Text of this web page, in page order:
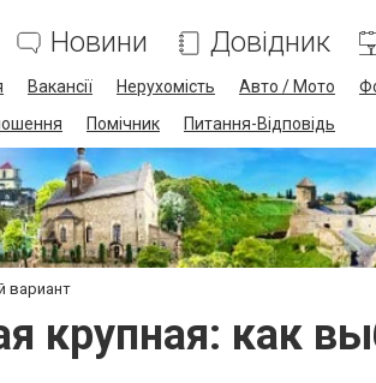
Новини Довідник
Вакансії Нерухомість Авто / Мото
Помічник Питання-Відповідь
вариант
крупная: как